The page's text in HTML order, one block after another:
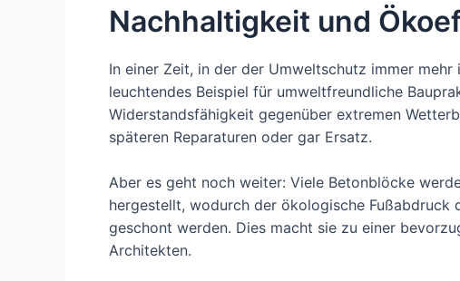
Nachhaltigkeit und
In einer Zeit, in der der Umweltschutz immer
leuchtendes Beispiel für umweltfreundliche
Widerstandsfähigkeit gegenüber extremen
späteren Reparaturen oder gar Ersatz.
Aber es geht noch weiter: Viele Betonblöcke
hergestellt, wodurch der ökologische Fußabdruck
geschont werden. Dies macht sie zu einer
Architekten.